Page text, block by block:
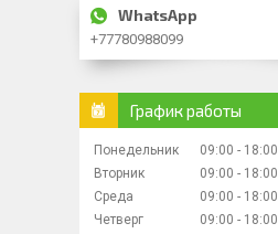
+77780988099
График работы
Понедельник 09:00
18:00
Вторник
09:00
18:00
Среда
09:00
18:00
Четверг
09:00
18:00